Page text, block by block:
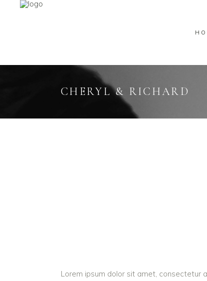
CHERYL & RICHARD
Lorem ipsum dolor sit amet, consectetur